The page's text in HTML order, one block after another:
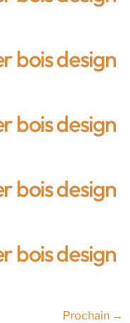
bois design
bois design
bois design
bois design
Prochain →